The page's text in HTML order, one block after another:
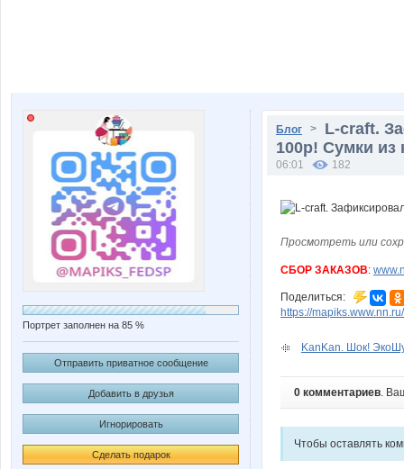
Портрет заполнен на 85 %
Отправить приватное сообщение
Добавить в друзья
Игнорировать
Сделать подарок
Блог > L-craft.
100р! Сумки из
06:01 182
Просмотреть или
СБОР ЗАКАЗОВ:
Поделиться:
https://mapiks.www.nn.ru/
KanKan. Шок!
0 комментариев.
Чтобы оставлять